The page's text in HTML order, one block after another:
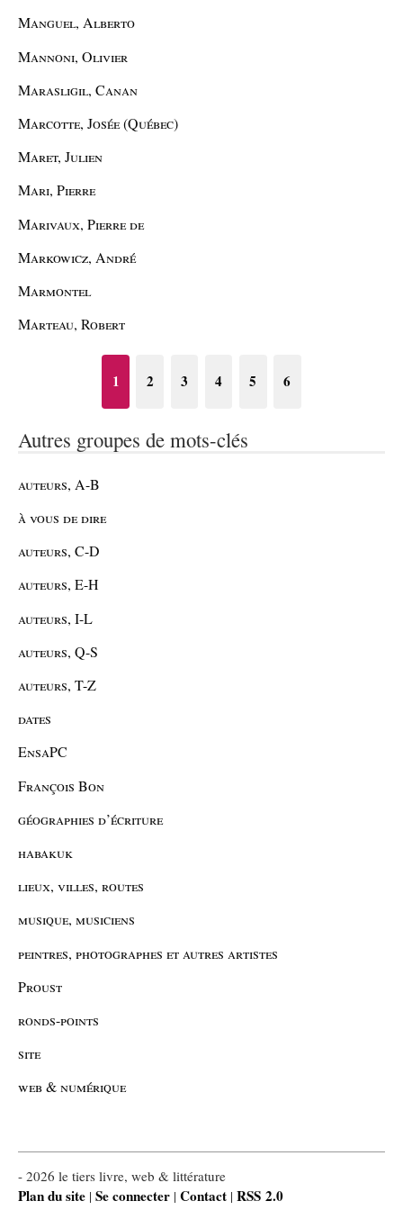
Manguel, Alberto
Mannoni, Olivier
Marasligil, Canan
Marcotte, Josée (Québec)
Maret, Julien
Mari, Pierre
Marivaux, Pierre de
Markowicz, André
Marmontel
Marteau, Robert
1 2 3 4 5 6
Autres groupes de mots-clés
auteurs, A-B
à vous de dire
auteurs, C-D
auteurs, E-H
auteurs, I-L
auteurs, Q-S
auteurs, T-Z
dates
EnsaPC
François Bon
géographies d’écriture
habakuk
lieux, villes, routes
musique, musiciens
peintres, photographes et autres artistes
Proust
ronds-points
site
web & numérique
- 2026 le tiers livre, web & littérature
Plan du site | Se connecter | Contact | RSS 2.0